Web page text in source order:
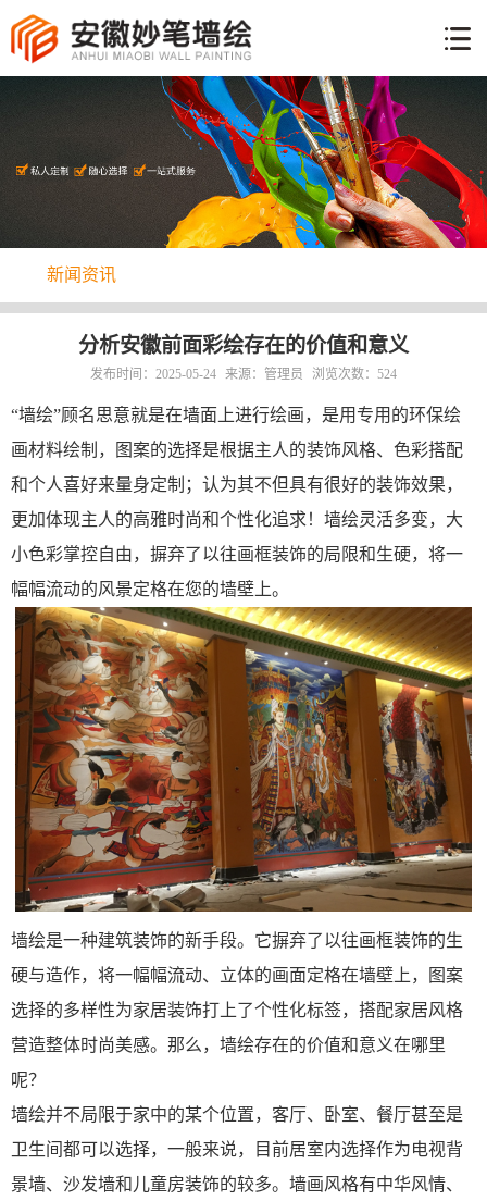
网
站
艺
资
方
式
新闻资讯
分析安徽前面彩绘存在的价值和意义
发布时间：2025-05-24 来源：管理员 浏览次数：524
“墙绘”顾名思意就是在墙面上进行绘画，是用专用的环保绘
画材料绘制，图案的选择是根据主人的装饰风格、色彩搭配
和个人喜好来量身定制；认为其不但具有很好的装饰效果，
更加体现主人的高雅时尚和个性化追求！墙绘灵活多变，大
小色彩掌控自由，摒弃了以往画框装饰的局限和生硬，将一
幅幅流动的风景定格在您的墙壁上。
墙绘是一种建筑装饰的新手段。它摒弃了以往画框装饰的生
硬与造作，将一幅幅流动、立体的画面定格在墙壁上，图案
选择的多样性为家居装饰打上了个性化标签，搭配家居风格
营造整体时尚美感。那么，墙绘存在的价值和意义在哪里
呢？
墙绘并不局限于家中的某个位置，客厅、卧室、餐厅甚至是
卫生间都可以选择，一般来说，目前居室内选择作为电视背
景墙、沙发墙和儿童房装饰的较多。墙画风格有中华风情、